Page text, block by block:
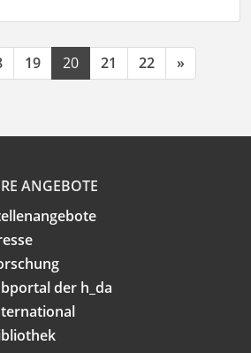
19 20 21 22 »
ANGEBOTE
der h_da